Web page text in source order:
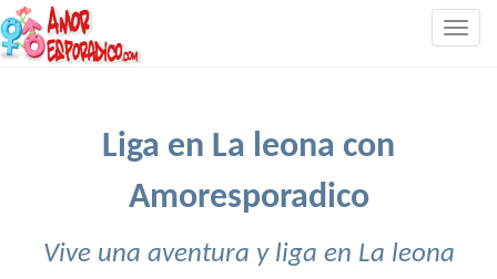
Liga en La leona con
Amoresporadico
Vive una aventura y liga en La leona